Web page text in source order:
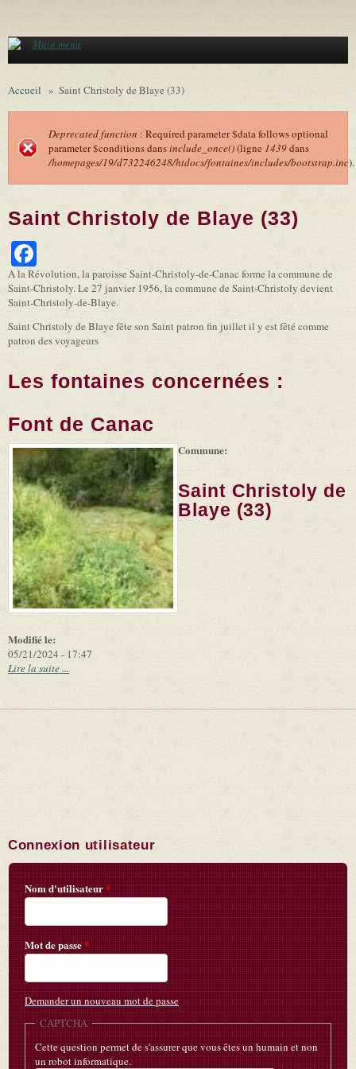
Main menu
Accueil » Saint Christoly de Blaye (33)
Message d'erreur
Deprecated function : Required parameter $data follows optional
parameter $conditions dansinclude_once()(ligne 1439dans
/homepages/19/d732246248/htdocs/fontaines/includes/bootstrap.inc).
Saint Christoly de Blaye (33)
A la Révolution, la paroisse Saint-Christoly-de-Canac forme la commune de
Saint-Christoly. Le 27 janvier 1956, la commune de Saint-Christoly devient
Saint-Christoly-de-Blaye.
Saint Christoly de Blaye fête son Saint patron fin juillet il y est fêté comme
patron des voyageurs
Les fontaines concernées :
Font de Canac
-
Leaflet (link is
|
Tiles
(link is
external)
©
Microsoft
and
suppliers
Modifié le:
05/21/2024 - 17:47
Commune:
Saint Christoly de
Blaye (33)
Lire la suite ...
Connexion utilisateur
Nom d'utilisateur*
Mot de passe*
Demander un nouveau mot de passe
CAPTCHA
Cette question permet de s'assurer que vous êtes un humain et non
un robot informatique.